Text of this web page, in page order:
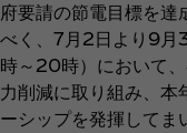
府要請の節電目標を達
べく、7月2日より9月
時～20時）において
力削減に取り組み、本
ーシップを発揮してま